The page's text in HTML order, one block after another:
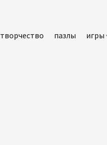
творчество пазлы игры